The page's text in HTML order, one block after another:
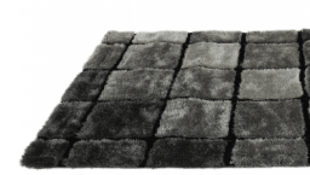
Set mobilier Living
Seturi masa +scaune
dining
Tabureti
Seturi dormitoare
complete
Suporturi
saltea/Somiere/Gratii
pentru pat